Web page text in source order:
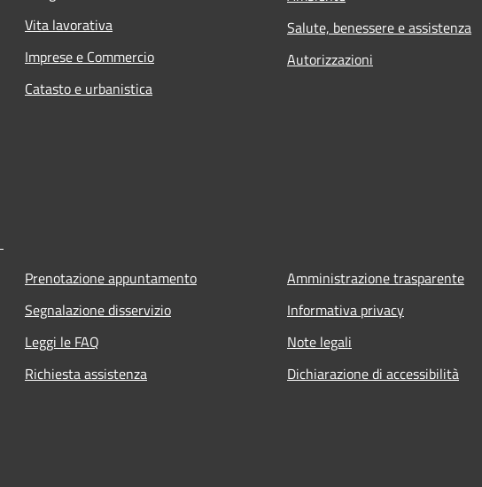
Vita lavorativa
Imprese e Commercio
Catasto e urbanistica
Salute, benessere e assistenza
Autorizzazioni
Prenotazione appuntamento
Segnalazione disservizio
Leggi le FAQ
Richiesta assistenza
Amministrazione trasparente
Informativa privacy
Note legali
Dichiarazione di accessibilità